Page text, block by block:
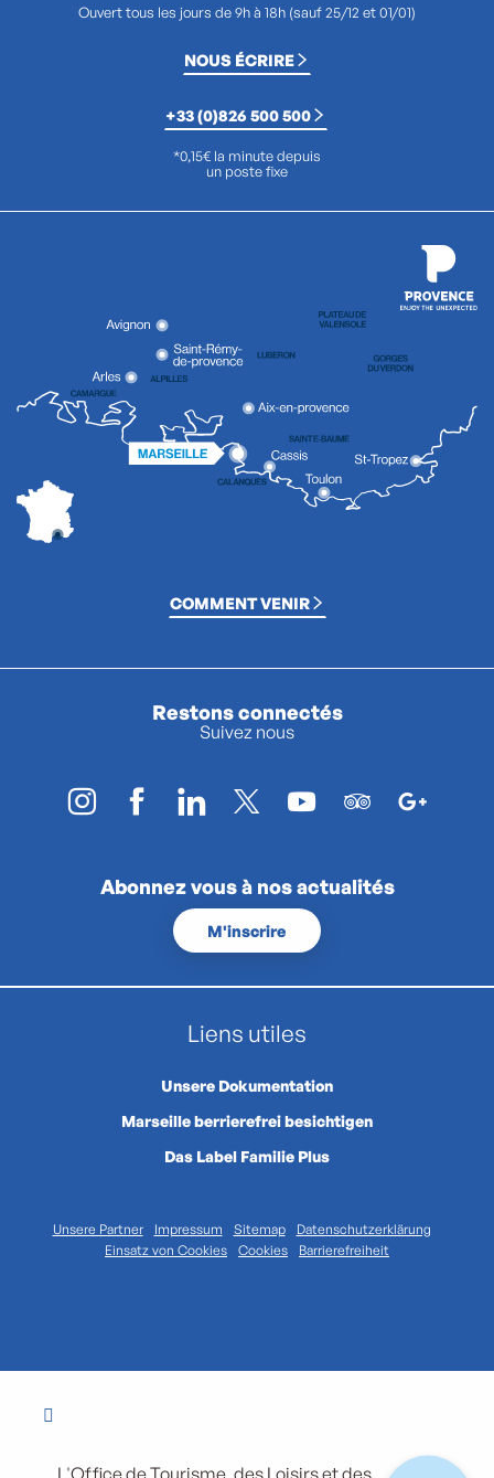
Ouvert tous les jours de 9h à 18h (sauf 25/12 et 01/01)
NOUS ÉCRIRE
+33 (0)826 500 500
*0,15€ la minute depuis
un poste fixe
COMMENT VENIR
Restons connectés
Suivez nous
Abonnez vous à nos actualités
M'inscrire
Liens utiles
Unsere Dokumentation
Marseille berrierefrei besichtigen
Das Label Familie Plus
Unsere Partner Impressum Sitemap
Datenschutzerklärung
Einsatz von Cookies
Cookies Barrierefreiheit